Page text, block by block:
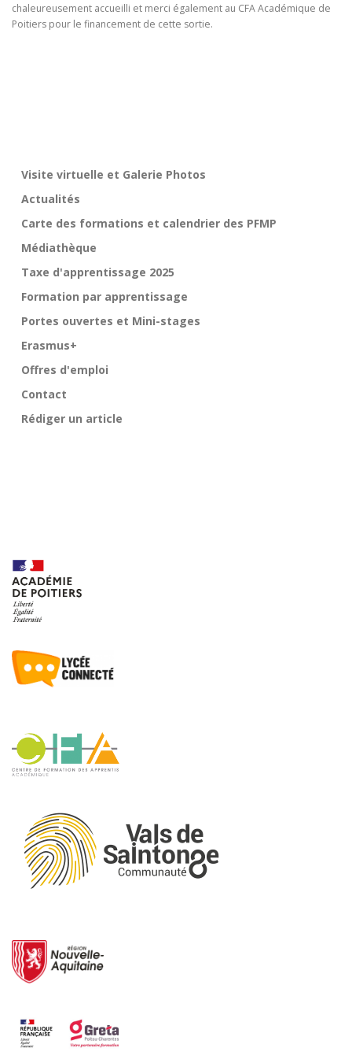
chaleureusement accueilli et merci également au CFA Académique de
Poitiers pour le financement de cette sortie.
Visite virtuelle et Galerie Photos
Actualités
Carte des formations et calendrier des PFMP
Médiathèque
Taxe d'apprentissage 2025
Formation par apprentissage
Portes ouvertes et Mini-stages
Erasmus+
Offres d'emploi
Contact
Rédiger un article